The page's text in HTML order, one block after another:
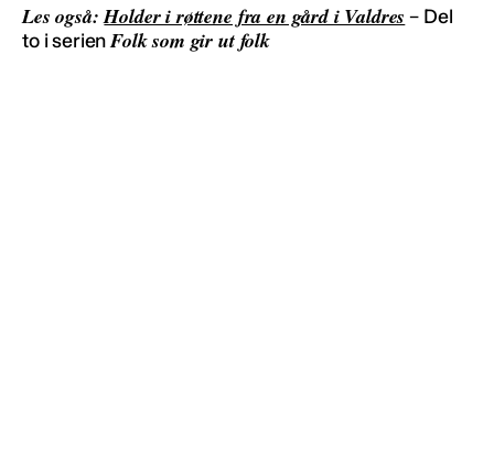
Les også:Holder i røttene fra en gård i Valdres – Del
to i serienFolk som gir ut folk